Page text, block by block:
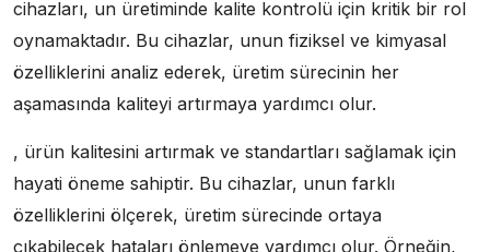
cihazları, un üretiminde kalite kontrolü için kritik bir rol
oynamaktadır. Bu cihazlar, unun fiziksel ve kimyasal
özelliklerini analiz ederek, üretim sürecinin her
aşamasında kaliteyi artırmaya yardımcı olur.
, ürün kalitesini artırmak ve standartları sağlamak için
hayati öneme sahiptir. Bu cihazlar, unun farklı
özelliklerini ölçerek, üretim sürecinde ortaya
çıkabilecek hataları önlemeye yardımcı olur. Örneğin,